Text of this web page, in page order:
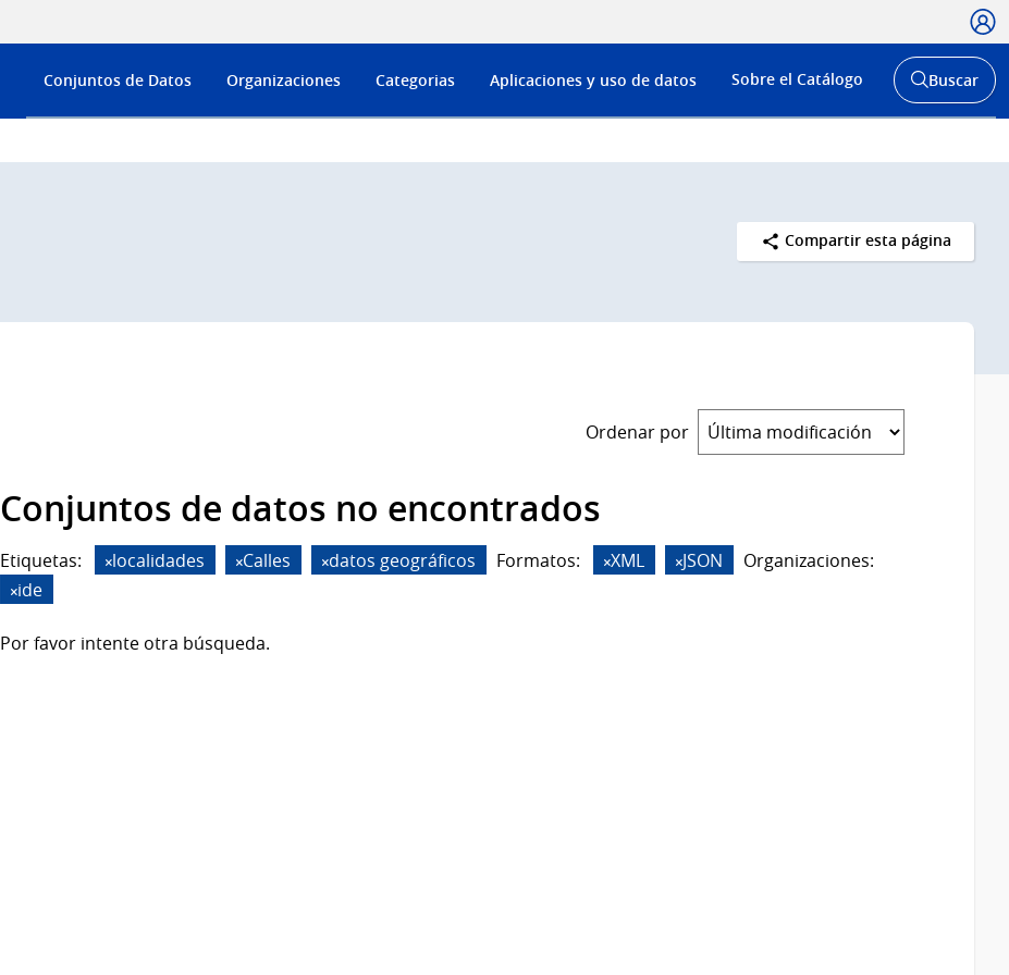
Menú
de
Conjuntos de Datos Organizaciones Categorias Aplicaciones y uso de datos Sobre el Catálogo
Abrir
buscador
Buscar
Compartir esta página
Ordenar por
Conjuntos de datos no encontrados
Etiquetas: localidades Calles datos geográficos Formatos: XML JSON
Organizaciones:
ide
Por favor intente otra búsqueda.